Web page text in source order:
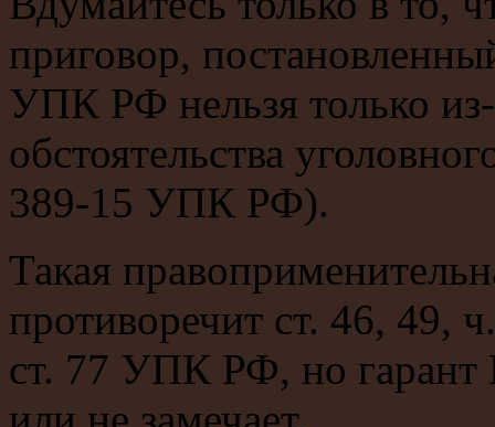
приговор,
УПК РФ нельзя только из-
обстоятельства
389-15 УПК РФ).
Такая
противоречит ст. 46, 49,
ст. 77 УПК РФ, но гарант